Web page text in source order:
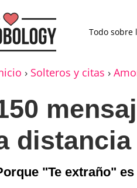
Todo sobre
› Solteros y citas ›
distancia
"Te extraño"